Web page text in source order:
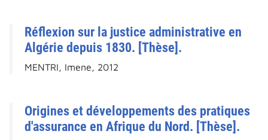
Réflexion sur la justice administrative en
Algérie depuis 1830. [Thèse].
MENTRI, Imene, 2012
Origines et développements des pratiques
d'assurance en Afrique du Nord. [Thèse].